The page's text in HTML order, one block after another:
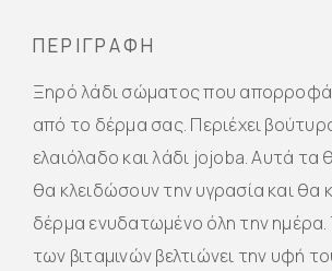
ΠΕΡΙΓΡΑΦΉ
Ξηρό λάδι σώματος που
από το δέρμα σας. Περιέχει
ελαιόλαδο και λάδι jojoba. Αυτά τα
θα κλειδώσουν την υγρασία και θα
δέρμα ενυδατωμένο όλη την ημέρα.
των βιταμινών βελτιώνει την υφή